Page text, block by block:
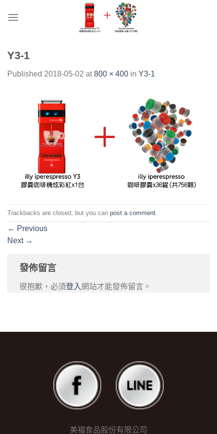
Y3-1
Published 2018-05-02 at800 × 400 in Y3-1
Trackbacks are closed, but you can post a comment
← Previous
Next →
發佈留言
很抱歉，必須登入網站才能發佈留言。
美福食品股份有限公司